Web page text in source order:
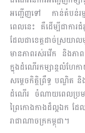
អញ្ជើញទៅ​ កា​ន់​​តំបន់រ
ពេលនេះ គឺដើម្បីជាកា
ដែលជាខេត្តដាច់ស្រយា
មានភាពរស់​រវើក និងភ
ក្នុង​ដំ​ណើរកម្សាន្តលំហែ
សម្តេចកិត្តិព្រឹទ្ធ បណ្ឌិត
ដំណើរ ចំណាយពេល​ប្រម
ព្រៃកោងកាងដ៏ល្អឯក ដែ
រាជាណាចក្រកម្ពុជា។